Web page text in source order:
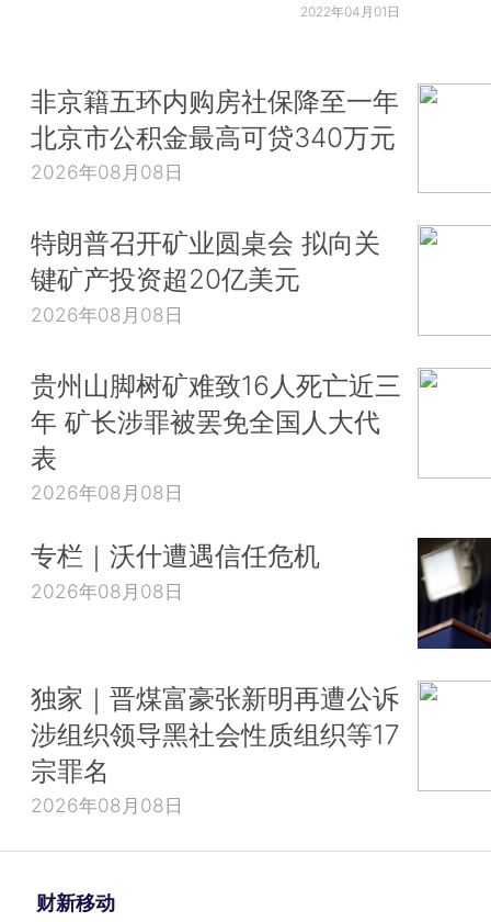
2022年04月01日
非京籍五环内购房社保降至一年
北京市公积金最高可贷340万元
2026年08月08日
特朗普召开矿业圆桌会 拟向关
键矿产投资超20亿美元
2026年08月08日
贵州山脚树矿难致16人死亡近三
年 矿长涉罪被罢免全国人大代
表
2026年08月08日
专栏｜沃什遭遇信任危机
2026年08月08日
独家｜晋煤富豪张新明再遭公诉
涉组织领导黑社会性质组织等17
宗罪名
2026年08月08日
财新移动